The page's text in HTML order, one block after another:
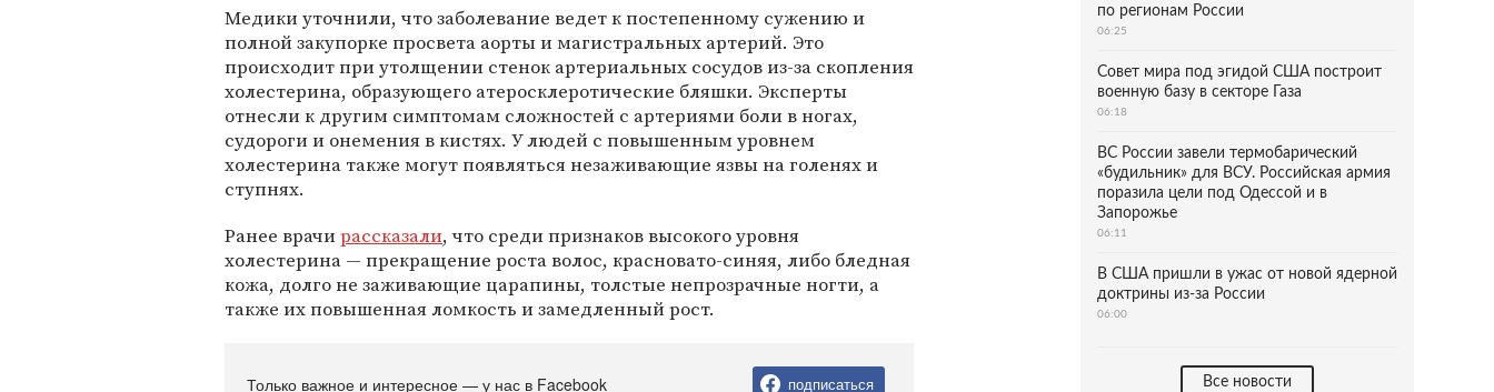
Медики уточнили, что заболевание ведет к постепенному сужению и
полной закупорке просвета аорты и магистральных артерий. Это
происходит при утолщении стенок артериальных сосудов из-за скопления
холестерина, образующего атеросклеротические бляшки. Эксперты
отнесли к другим симптомам сложностей с артериями боли в ногах,
судороги и онемения в кистях. У людей с повышенным уровнем
холестерина также могут появляться незаживающие язвы на голенях и
ступнях.
Ранее врачирассказали, что среди признаков высокого уровня
холестерина — прекращение роста волос, красновато-синяя, либо бледная
кожа, долго не заживающие царапины, толстые непрозрачные ногти, а
также их повышенная ломкость и замедленный рост.
Только важное и интересное — у нас в Facebook подписаться
по регионам России
06:25
Совет мира под эгидой США построит
военную базу в секторе Газа
06:18
ВС России завели термобарический
«будильник» для ВСУ. Российская армия
поразила цели под Одессой и в
Запорожье
06:11
В США пришли в ужас от новой ядерной
доктрины из-за России
06:00
Все новости